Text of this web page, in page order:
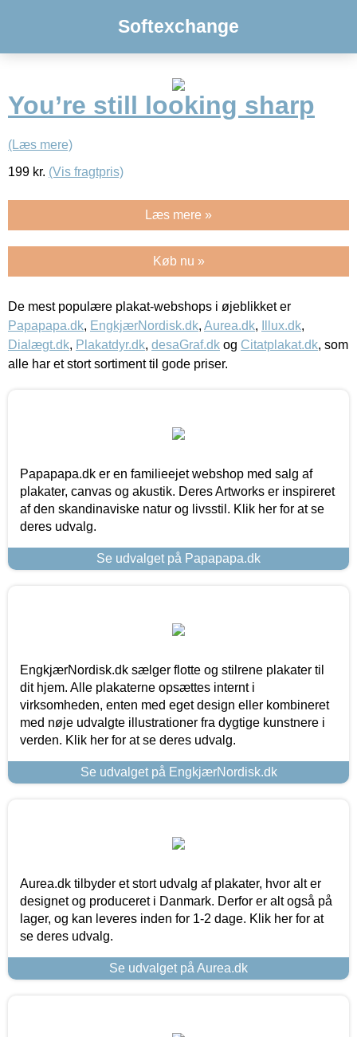
Softexchange
You’re still looking sharp
(Læs mere)
199 kr. (Vis fragtpris)
Læs mere »
Køb nu »
De mest populære plakat-webshops i øjeblikket er
Papapapa.dk, EngkjærNordisk.dk, Aurea.dk, Illux.dk,
Dialægt.dk, Plakatdyr.dk, desaGraf.dk og Citatplakat.dk, som
alle har et stort sortiment til gode priser.
Papapapa.dk er en familieejet webshop med salg af
plakater, canvas og akustik. Deres Artworks er inspireret
af den skandinaviske natur og livsstil. Klik her for at se
deres udvalg.
Se udvalget på Papapapa.dk
EngkjærNordisk.dk sælger flotte og stilrene plakater til
dit hjem. Alle plakaterne opsættes internt i
virksomheden, enten med eget design eller kombineret
med nøje udvalgte illustrationer fra dygtige kunstnere i
verden. Klik her for at se deres udvalg.
Se udvalget på EngkjærNordisk.dk
Aurea.dk tilbyder et stort udvalg af plakater, hvor alt er
designet og produceret i Danmark. Derfor er alt også på
lager, og kan leveres inden for 1-2 dage. Klik her for at
se deres udvalg.
Se udvalget på Aurea.dk